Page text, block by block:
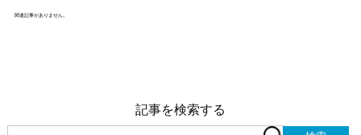
関連記事がありません。
記事を検索する